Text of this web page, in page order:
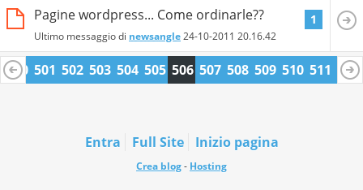
Pagine wordpress... Come ordinarle??
Ultimo messaggio di newsangle24-10-2011 20.16.42
1
500 501 502 503 504 505 506 507 508 509 510 511 512
Entra Full Site Inizio pagina
Crea blog- Hosting